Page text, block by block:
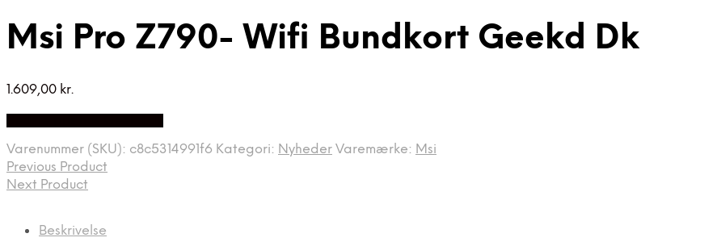
Msi Pro Z790- Wifi Bundkort Geekd Dk
1.609,00 kr.
Varenummer (SKU): c8c5314991f6 Kategori: Nyheder Varemærke: Msi
Previous Product
Next Product
Beskrivelse